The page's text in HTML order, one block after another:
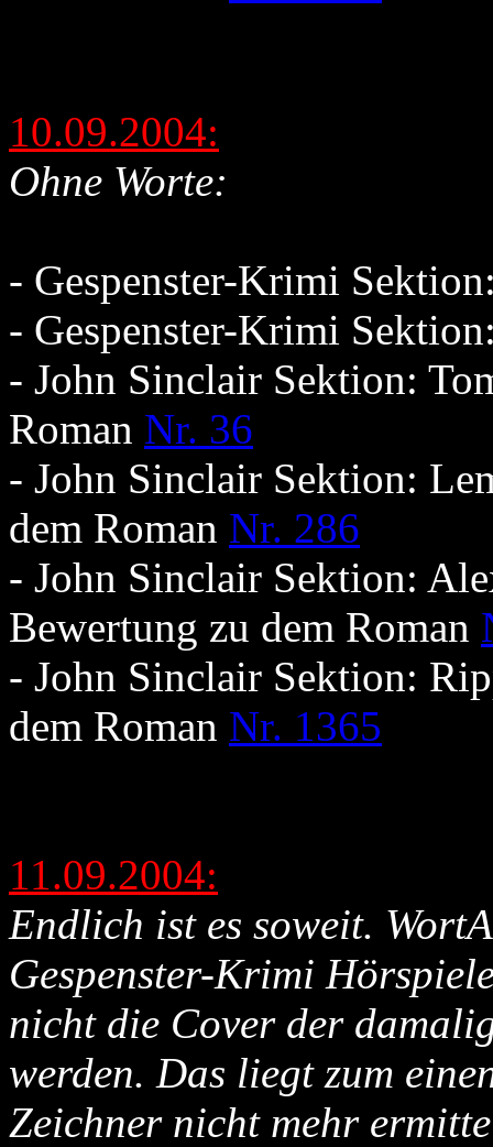
10.09.2004:
Ohne Worte:
- Gespenster-Krimi
- Gespenster-Krimi
- John Sinclair Sektion:
Roman Nr. 36
- John Sinclair Sektion:
dem Roman Nr. 286
- John Sinclair Sektion:
Bewertung zu dem Roman
- John Sinclair Sektion:
dem Roman Nr. 1365
11.09.2004:
Endlich ist es soweit.
Gespenster-Krimi
nicht die Cover der
werden. Das liegt zum
Zeichner nicht mehr